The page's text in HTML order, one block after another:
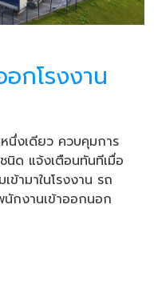
กโรงงาน
นึ่งเดียว ควบคุมการ
นิด แจ้งเตือนทันทีเมื่อ
ามาในโรงงาน รถ
กงานเข้าออกนอก